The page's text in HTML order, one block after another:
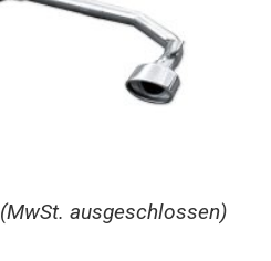
(MwSt. ausgeschlossen)